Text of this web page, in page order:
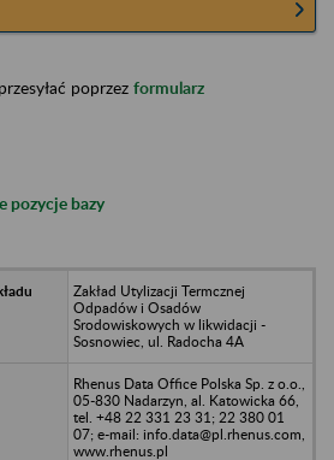
poprzez formularz
pozycje bazy
Zakład Utylizacji Termcznej
Odpadów i Osadów
Srodowiskowych w likwidacji -
Sosnowiec, ul. Radocha 4A
Rhenus Data Office Polska Sp. z o.o.,
05-830 Nadarzyn, al. Katowicka 66,
tel. +48 22 331 23 31; 22 380 01
07; e-mail: info.data@pl.rhenus.com,
www.rhenus.pl